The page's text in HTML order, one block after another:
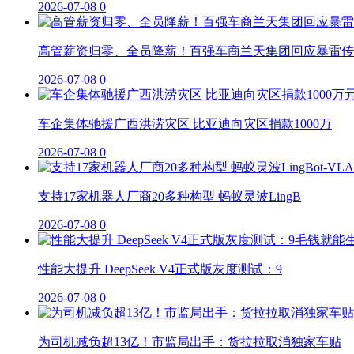
2026-07-08 0
高管薪资归零、全员降薪！百强车商兰天集团回应暴雷
2026-07-08 0
车企集体驰援广西洪涝灾区 比亚迪向灾区捐款1000万
2026-07-08 0
支持17家机器人厂商20多种构型 蚂蚁灵波LingB
2026-07-08 0
性能大提升 DeepSeek V4正式版灰度测试：9
2026-07-08 0
为司机减负超13亿！市监局出手：货拉拉取消独家车贴